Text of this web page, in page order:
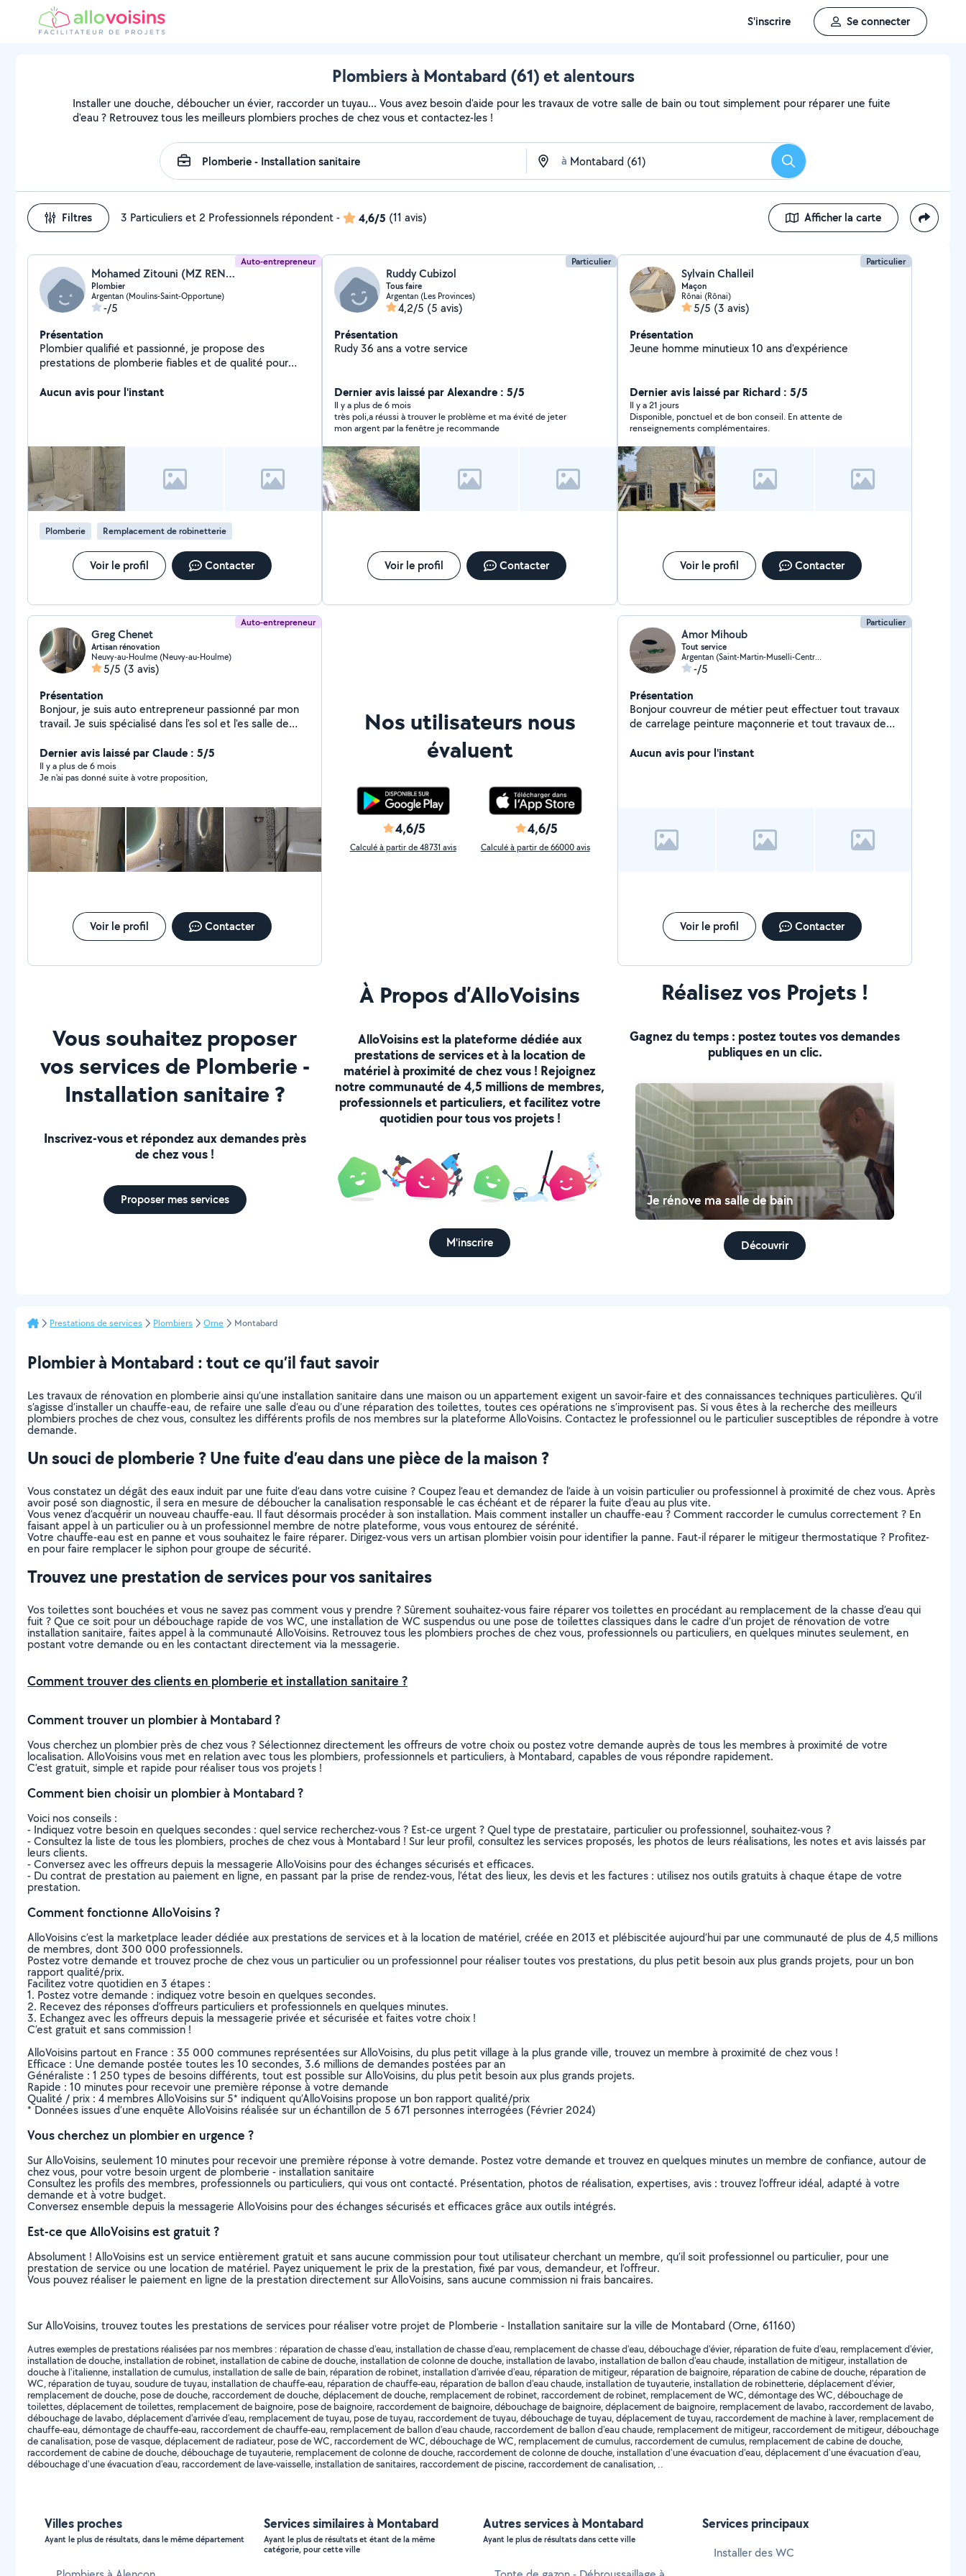
S'inscrire Se connecter
Plombiers à Montabard (61) et alentours
Installer une douche, déboucher un évier, raccorder un tuyau... Vous avez besoin d'aide pour les travaux de votre salle de bain ou tout simplement pour réparer une fuite
d'eau ? Retrouvez tous les meilleurs plombiers proches de chez vous et contactez-les !
à Rechercher
Filtres 3 Particuliers et 2 Professionnels répondent- 4,6/5 (11 avis) Afficher la carte
Auto-entrepreneur
Mohamed Zitouni (MZ RENOV)
Plombier
Argentan (Moulins-Saint-Opportune)
-/5
Présentation
Plombier qualifié et passionné, je propose des
prestations de plomberie fiables et de qualité pour
rapide, un diagnostic précis et des finitions soignées, je
Aucun avis pour l'instant
Plomberie Remplacement de robinetterie
Voir le profil Contacter
Particulier
Ruddy Cubizol
Tous faire
Argentan (Les Provinces)
4,2/5 (5 avis)
Présentation
Rudy 36 ans a votre service
Dernier avis laissé par Alexandre : 5/5
Il y a plus de 6 mois
très poli,a réussi à trouver le problème et ma évité de jeter
mon argent par la fenêtre je recommande
Voir le profil Contacter
Particulier
Sylvain Challeil
Maçon
Rônai (Rônai)
5/5 (3 avis)
Présentation
Jeune homme minutieux 10 ans d'expérience
Dernier avis laissé par Richard : 5/5
Il y a 21 jours
Disponible, ponctuel et de bon conseil. En attente de
renseignements complémentaires.
Voir le profil Contacter
Auto-entrepreneur
Greg Chenet
Artisan rénovation
Neuvy-au-Houlme (Neuvy-au-Houlme)
5/5 (3 avis)
Présentation
Bonjour, je suis auto entrepreneur passionné par mon
travail. Je suis spécialisé dans l'es sol et l'es salle de
Je suis disponible sur un large secteur.
Dernier avis laissé par Claude : 5/5
Il y a plus de 6 mois
Je n'ai pas donné suite à votre proposition,
Voir le profil Contacter
Nos utilisateurs nous
évaluent
4,6/5
Calculé à partir de 48731 avis
4,6/5
Calculé à partir de 66000 avis
Particulier
Amor Mihoub
Tout service
Argentan (Saint-Martin-Muselli-Centre Ville)
-/5
Présentation
Bonjour couvreur de métier peut effectuer tout travaux
de carrelage peinture maçonnerie et tout travaux de
Aucun avis pour l'instant
Voir le profil Contacter
Vous souhaitez proposer
vos services de Plomberie -
Installation sanitaire ?
Inscrivez-vous et répondez aux demandes près
de chez vous !
Proposer mes services
À Propos d’AlloVoisins
AlloVoisins est la plateforme dédiée aux
prestations de services et à la location de
matériel à proximité de chez vous ! Rejoignez
notre communauté de 4,5 millions de membres,
professionnels et particuliers, et facilitez votre
quotidien pour tous vos projets !
M'inscrire
Réalisez vos Projets !
Gagnez du temps : postez toutes vos demandes
publiques en un clic.
Je rénove ma salle de bain
Découvrir
Prestations de services Plombiers Orne Montabard
Plombier à Montabard : tout ce qu’il faut savoir
Les travaux de rénovation en plomberie ainsi qu’une installation sanitaire dans une maison ou un appartement exigent un savoir-faire et des connaissances techniques particulières. Qu’il
s’agisse d’installer un chauffe-eau, de refaire une salle d’eau ou d’une réparation des toilettes, toutes ces opérations ne s’improvisent pas. Si vous êtes à la recherche des meilleurs
plombiers proches de chez vous, consultez les différents profils de nos membres sur la plateforme AlloVoisins. Contactez le professionnel ou le particulier susceptibles de répondre à votre
demande.
Un souci de plomberie ? Une fuite d’eau dans une pièce de la maison ?
Vous constatez un dégât des eaux induit par une fuite d’eau dans votre cuisine ? Coupez l’eau et demandez de l’aide à un voisin particulier ou professionnel à proximité de chez vous. Après
avoir posé son diagnostic, il sera en mesure de déboucher la canalisation responsable le cas échéant et de réparer la fuite d’eau au plus vite.
Vous venez d’acquérir un nouveau chauffe-eau. Il faut désormais procéder à son installation. Mais comment installer un chauffe-eau ? Comment raccorder le cumulus correctement ? En
faisant appel à un particulier ou à un professionnel membre de notre plateforme, vous vous entourez de sérénité.
Votre chauffe-eau est en panne et vous souhaitez le faire réparer. Dirigez-vous vers un artisan plombier voisin pour identifier la panne. Faut-il réparer le mitigeur thermostatique ? Profitez-
en pour faire remplacer le siphon pour groupe de sécurité.
Trouvez une prestation de services pour vos sanitaires
Vos toilettes sont bouchées et vous ne savez pas comment vous y prendre ? Sûrement souhaitez-vous faire réparer vos toilettes en procédant au remplacement de la chasse d’eau qui
fuit ? Que ce soit pour un débouchage rapide de vos WC, une installation de WC suspendus ou une pose de toilettes classiques dans le cadre d’un projet de rénovation de votre
installation sanitaire, faites appel à la communauté AlloVoisins. Retrouvez tous les plombiers proches de chez vous, professionnels ou particuliers, en quelques minutes seulement, en
postant votre demande ou en les contactant directement via la messagerie.
Comment trouver des clients en plomberie et installation sanitaire ?
Comment trouver un plombier à Montabard ?
Vous cherchez un plombier près de chez vous ? Sélectionnez directement les offreurs de votre choix ou postez votre demande auprès de tous les membres à proximité de votre
localisation. AlloVoisins vous met en relation avec tous les plombiers, professionnels et particuliers, à Montabard, capables de vous répondre rapidement.
C’est gratuit, simple et rapide pour réaliser tous vos projets !
Comment bien choisir un plombier à Montabard ?
Voici nos conseils :
- Indiquez votre besoin en quelques secondes : quel service recherchez-vous ? Est-ce urgent ? Quel type de prestataire, particulier ou professionnel, souhaitez-vous ?
- Consultez la liste de tous les plombiers, proches de chez vous à Montabard ! Sur leur profil, consultez les services proposés, les photos de leurs réalisations, les notes et avis laissés par
leurs clients.
- Conversez avec les offreurs depuis la messagerie AlloVoisins pour des échanges sécurisés et efficaces.
- Du contrat de prestation au paiement en ligne, en passant par la prise de rendez-vous, l’état des lieux, les devis et les factures : utilisez nos outils gratuits à chaque étape de votre
prestation.
Comment fonctionne AlloVoisins ?
AlloVoisins c’est la marketplace leader dédiée aux prestations de services et à la location de matériel, créée en 2013 et plébiscitée aujourd’hui par une communauté de plus de 4,5 millions
de membres, dont 300 000 professionnels.
Postez votre demande et trouvez proche de chez vous un particulier ou un professionnel pour réaliser toutes vos prestations, du plus petit besoin aux plus grands projets, pour un bon
rapport qualité/prix.
Facilitez votre quotidien en 3 étapes :
1. Postez votre demande : indiquez votre besoin en quelques secondes.
2. Recevez des réponses d’offreurs particuliers et professionnels en quelques minutes.
3. Echangez avec les offreurs depuis la messagerie privée et sécurisée et faites votre choix !
C’est gratuit et sans commission !
AlloVoisins partout en France : 35 000 communes représentées sur AlloVoisins, du plus petit village à la plus grande ville, trouvez un membre à proximité de chez vous !
Efficace : Une demande postée toutes les 10 secondes, 3.6 millions de demandes postées par an
Généraliste : 1 250 types de besoins différents, tout est possible sur AlloVoisins, du plus petit besoin aux plus grands projets.
Rapide : 10 minutes pour recevoir une première réponse à votre demande
Qualité / prix : 4 membres AlloVoisins sur 5* indiquent qu’AlloVoisins propose un bon rapport qualité/prix
* Données issues d’une enquête AlloVoisins réalisée sur un échantillon de 5 671 personnes interrogées (Février 2024)
Vous cherchez un plombier en urgence ?
Sur AlloVoisins, seulement 10 minutes pour recevoir une première réponse à votre demande. Postez votre demande et trouvez en quelques minutes un membre de confiance, autour de
chez vous, pour votre besoin urgent de plomberie - installation sanitaire
Consultez les profils des membres, professionnels ou particuliers, qui vous ont contacté. Présentation, photos de réalisation, expertises, avis : trouvez l'offreur idéal, adapté à votre
demande et à votre budget.
Conversez ensemble depuis la messagerie AlloVoisins pour des échanges sécurisés et efficaces grâce aux outils intégrés.
Est-ce que AlloVoisins est gratuit ?
Absolument ! AlloVoisins est un service entièrement gratuit et sans aucune commission pour tout utilisateur cherchant un membre, qu’il soit professionnel ou particulier, pour une
prestation de service ou une location de matériel. Payez uniquement le prix de la prestation, fixé par vous, demandeur, et l’offreur.
Vous pouvez réaliser le paiement en ligne de la prestation directement sur AlloVoisins, sans aucune commission ni frais bancaires.
Sur AlloVoisins, trouvez toutes les prestations de services pour réaliser votre projet de Plomberie - Installation sanitaire sur la ville de Montabard (Orne, 61160)
Autres exemples de prestations réalisées par nos membres : réparation de chasse d'eau, installation de chasse d'eau, remplacement de chasse d'eau, débouchage d'évier, réparation de fuite d'eau, remplacement d'évier,
installation de douche, installation de robinet, installation de cabine de douche, installation de colonne de douche, installation de lavabo, installation de ballon d'eau chaude, installation de mitigeur, installation de
douche à l'italienne, installation de cumulus, installation de salle de bain, réparation de robinet, installation d'arrivée d'eau, réparation de mitigeur, réparation de baignoire, réparation de cabine de douche, réparation de
WC, réparation de tuyau, soudure de tuyau, installation de chauffe-eau, réparation de chauffe-eau, réparation de ballon d'eau chaude, installation de tuyauterie, installation de robinetterie, déplacement d'évier,
remplacement de douche, pose de douche, raccordement de douche, déplacement de douche, remplacement de robinet, raccordement de robinet, remplacement de WC, démontage des WC, débouchage de
toilettes, déplacement de toilettes, remplacement de baignoire, pose de baignoire, raccordement de baignoire, débouchage de baignoire, déplacement de baignoire, remplacement de lavabo, raccordement de lavabo,
débouchage de lavabo, déplacement d'arrivée d'eau, remplacement de tuyau, pose de tuyau, raccordement de tuyau, débouchage de tuyau, déplacement de tuyau, raccordement de machine à laver, remplacement de
chauffe-eau, démontage de chauffe-eau, raccordement de chauffe-eau, remplacement de ballon d'eau chaude, raccordement de ballon d'eau chaude, remplacement de mitigeur, raccordement de mitigeur, débouchage
de canalisation, pose de vasque, déplacement de radiateur, pose de WC, raccordement de WC, débouchage de WC, remplacement de cumulus, raccordement de cumulus, remplacement de cabine de douche,
raccordement de cabine de douche, débouchage de tuyauterie, remplacement de colonne de douche, raccordement de colonne de douche, installation d'une évacuation d'eau, déplacement d'une évacuation d'eau,
débouchage d'une évacuation d'eau, raccordement de lave-vaisselle, installation de sanitaires, raccordement de piscine, raccordement de canalisation, ..
Villes proches
Ayant le plus de résultats, dans le même département
Services similaires à Montabard
Ayant le plus de résultats et étant de la même
catégorie, pour cette ville
Autres services à Montabard
Ayant le plus de résultats dans cette ville
Services principaux
Installer des WC